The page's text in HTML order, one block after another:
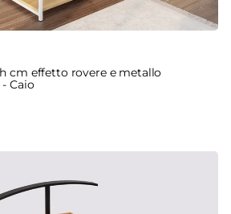
cm effetto rovere e metallo
Caio